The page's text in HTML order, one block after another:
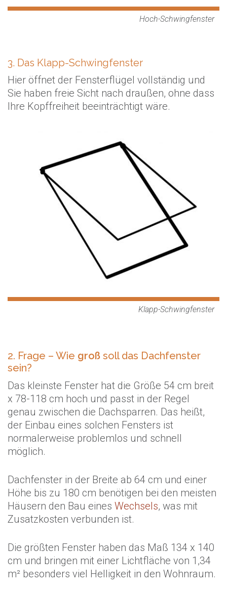
Hoch-Schwingfenster
3. Das Klapp-Schwingfenster
Hier öffnet der Fensterflügel vollständig und
Sie haben freie Sicht nach draußen, ohne dass
Ihre Kopffreiheit beeinträchtigt wäre.
Klapp-Schwingfenster
2. Frage – Wie groß soll das Dachfenster
sein?
Das kleinste Fenster hat die Größe 54 cm breit
x 78-118 cm hoch und passt in der Regel
genau zwischen die Dachsparren. Das heißt,
der Einbau eines solchen Fensters ist
normalerweise problemlos und schnell
möglich.
Dachfenster in der Breite ab 64 cm und einer
Höhe bis zu 180 cm benötigen bei den meisten
Häusern den Bau eines Wechsels, was mit
Zusatzkosten verbunden ist.
Die größten Fenster haben das Maß 134 x 140
cm und bringen mit einer Lichtfläche von 1,34
m² besonders viel Helligkeit in den Wohnraum.